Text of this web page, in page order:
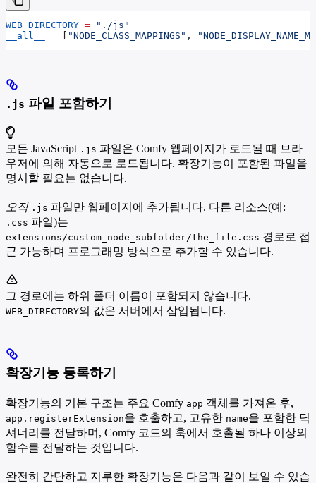
WEB_DIRECTORY = "./js"
__all__
= [ "NODE_CLASS_MAPPINGS" ,
.js 파일 포함하기
모든 JavaScript .js 파일은 Comfy 웹페이지가 로드될 때 브라
우저에 의해 자동으로 로드됩니다. 확장기능이 포함된 파일을
명시할 필요는 없습니다.
오직 .js 파일만 웹페이지에 추가됩니다. 다른 리소스(예:
.css 파일)는
extensions/custom_node_subfolder/the_file.css 경로로 접
근 가능하며 프로그래밍 방식으로 추가할 수 있습니다.
그 경로에는 하위 폴더 이름이 포함되지 않습니다.
WEB_DIRECTORY의 값은 서버에서 삽입됩니다.
확장기능 등록하기
확장기능의 기본 구조는 주요 Comfy app 객체를 가져온 후,
app.registerExtension을 호출하고, 고유한 name을 포함한 딕
셔너리를 전달하며, Comfy 코드의 훅에서 호출될 하나 이상의
함수를 전달하는 것입니다.
완전히 간단하고 지루한 확장기능은 다음과 같이 보일 수 있습